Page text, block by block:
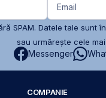
Email
SPAM. Datele tale sunt
sau urmărește cele
Messenger
COMPANIE